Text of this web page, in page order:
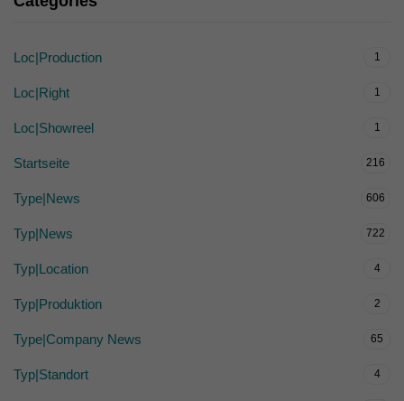
Loc|Production 1
Loc|Right 1
Loc|Showreel 1
Startseite 216
Type|News 606
Typ|News 722
Typ|Location 4
Typ|Produktion 2
Type|Company News 65
Typ|Standort 4